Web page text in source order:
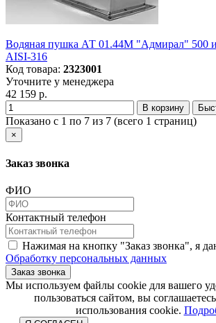
Водяная пушка АТ 01.44M "Адмирал" 500
AISI-316
Код товара: 2323001
Уточните у менеджера
42 159 р.
В корзину
Показано с 1 по 7 из 7 (всего 1 страниц)
×
Заказ звонка
ФИО
Контактный телефон
Нажимая на кнопку "Заказ звонка", я
Обработку персональных данных
Заказ звонка
​​​​​​​Мы используем файлы cookie для вашего
пользоваться сайтом, вы
использования cookie.​​​​​​​